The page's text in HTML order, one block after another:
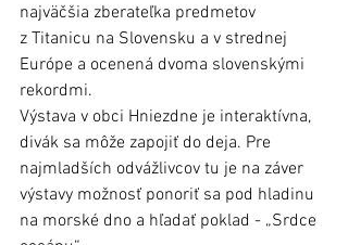
najväčšia zberateľka predmetov
z Titanicu na Slovensku a v strednej
Európe a ocenená dvoma slovenskými
rekordmi.
Výstava v obci Hniezdne je interaktívna,
divák sa môže zapojiť do deja. Pre
najmladších odvážlivcov tu je na záver
výstavy možnosť ponoriť sa pod hladinu
na morské dno a hľadať poklad - „Srdce